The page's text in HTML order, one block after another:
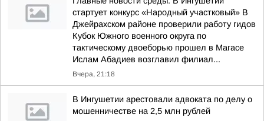
стартует конкурс «Народный участковый» В
Джейрахском районе проверили работу гидов
Кубок Южного военного округа по
тактическому двоеборью прошел в Магасе
Ислам Абадиев возглавил филиал...
Вчера, 21:18
В Ингушетии арестовали адвоката по делу о
мошенничестве на 2,5 млн рублей